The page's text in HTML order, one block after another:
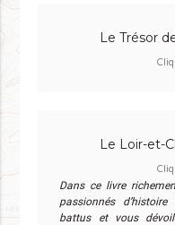
Le Trésor
Le Loir-et-
Dans ce livre
passionnés
battus et vous